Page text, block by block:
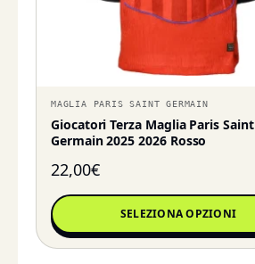
MAGLIA PARIS SAINT GERMAIN
Giocatori Terza Maglia Paris Saint
Germain 2025 2026 Rosso
22,00€
SELEZIONA OPZIONI